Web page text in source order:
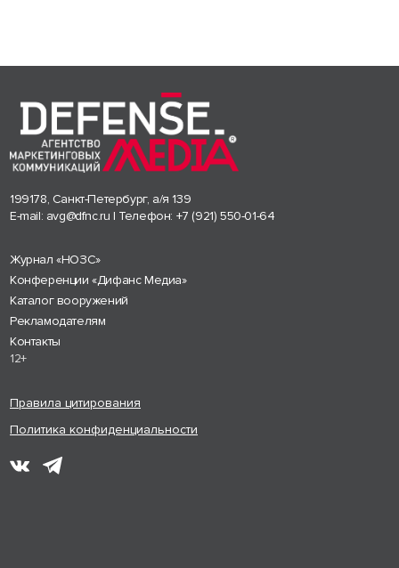
199178, Санкт-Петербург, а/я 139
E-mail: avg@dfnc.ru | Телефон: +7 (921) 550-01-64
Журнал «НОЗС»
Конференции «Дифанс Медиа»
Каталог вооружений
Рекламодателям
Контакты
12+
Правила цитирования
Политика конфиденциальности